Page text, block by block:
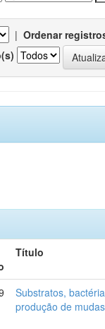
| Ordenar
Título
Substratos,
produção de